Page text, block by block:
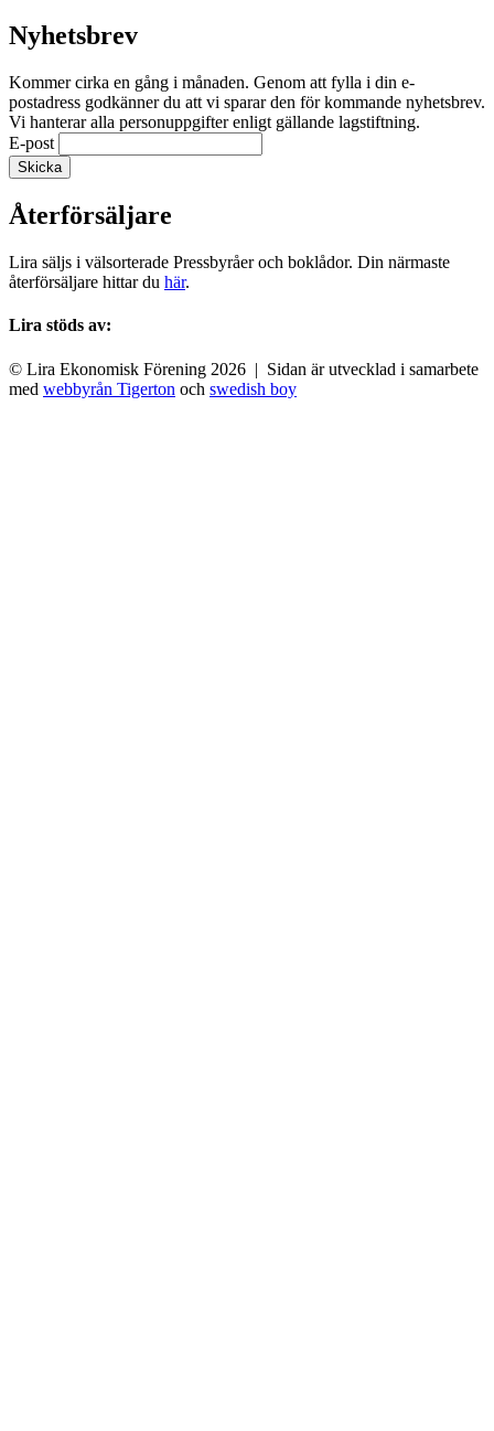
Nyhetsbrev
Kommer cirka en gång i månaden. Genom att fylla i din e-
postadress godkänner du att vi sparar den för kommande nyhetsbrev.
Vi hanterar alla personuppgifter enligt gällande lagstiftning.
E-post
Återförsäljare
Lira säljs i välsorterade Pressbyråer och boklådor. Din närmaste
återförsäljare hittar du här.
Lira stöds av:
© Lira Ekonomisk Förening 2026 | Sidan är utvecklad i samarbete
med webbyrån Tigerton och swedish boy